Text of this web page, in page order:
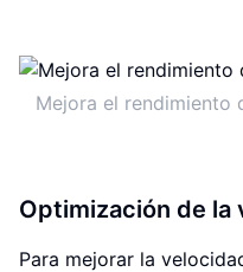
Mejora el rendimiento
Optimización de
Para mejorar la